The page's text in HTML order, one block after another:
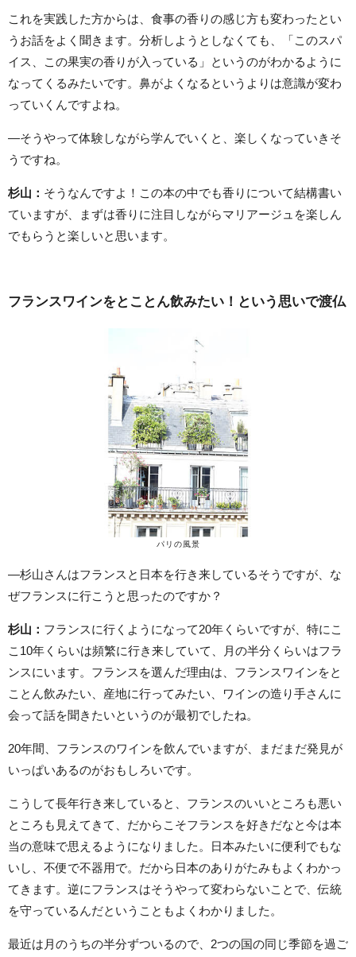
これを実践した方からは、食事の香りの感じ方も変わったとい
うお話をよく聞きます。分析しようとしなくても、「このスパ
イス、この果実の香りが入っている」というのがわかるように
なってくるみたいです。鼻がよくなるというよりは意識が変わ
っていくんですよね。
—そうやって体験しながら学んでいくと、楽しくなっていきそ
うですね。
杉山： そうなんですよ！この本の中でも香りについて結構書い
ていますが、まずは香りに注目しながらマリアージュを楽しん
でもらうと楽しいと思います。
フランスワインをとことん飲みたい！という思いで渡仏
パリの風景
—杉山さんはフランスと日本を行き来しているそうですが、な
ぜフランスに行こうと思ったのですか？
杉山： フランスに行くようになって20年くらいですが、特にこ
こ10年くらいは頻繁に行き来していて、月の半分くらいはフラ
ンスにいます。フランスを選んだ理由は、フランスワインをと
ことん飲みたい、産地に行ってみたい、ワインの造り手さんに
会って話を聞きたいというのが最初でしたね。
20年間、フランスのワインを飲んでいますが、まだまだ発見が
いっぱいあるのがおもしろいです。
こうして長年行き来していると、フランスのいいところも悪い
ところも見えてきて、だからこそフランスを好きだなと今は本
当の意味で思えるようになりました。日本みたいに便利でもな
いし、不便で不器用で。だから日本のありがたみもよくわかっ
てきます。逆にフランスはそうやって変わらないことで、伝統
を守っているんだということもよくわかりました。
最近は月のうちの半分ずついるので、2つの国の同じ季節を過ご